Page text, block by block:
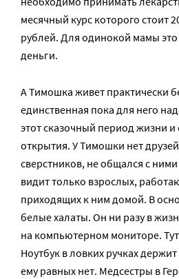
месячный курс которого стоит
рублей. Для одинокой мамы
деньги.
А Тимошка живет практически
единственная пока для него
этот сказочный период жизни
открытия. У Тимошки нет
сверстников, не общался с
видит только взрослых,
приходящих к ним домой. В
белые халаты. Он ни разу в
на компьютерном мониторе.
Ноутбук в ловких ручках держит
ему равных нет. Медсестры в